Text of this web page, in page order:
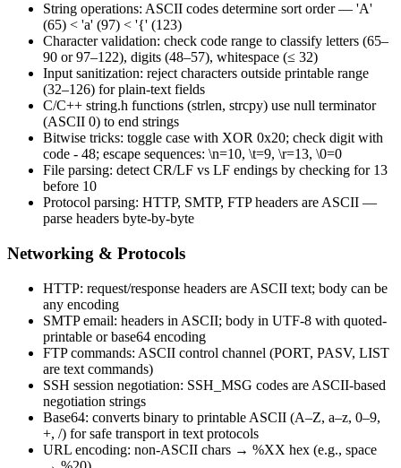
String operations: ASCII codes determine sort order — 'A'
(65) < 'a' (97) < '{' (123)
Character validation: check code range to classify letters (65–
90 or 97–122), digits (48–57), whitespace (≤ 32)
Input sanitization: reject characters outside printable range
(32–126) for plain-text fields
C/C++ string.h functions (strlen, strcpy) use null terminator
(ASCII 0) to end strings
Bitwise tricks: toggle case with XOR 0x20; check digit with
code - 48; escape sequences: \n=10, \t=9, \r=13, \0=0
File parsing: detect CR/LF vs LF endings by checking for 13
before 10
Protocol parsing: HTTP, SMTP, FTP headers are ASCII —
parse headers byte-by-byte
Networking & Protocols
HTTP: request/response headers are ASCII text; body can be
any encoding
SMTP email: headers in ASCII; body in UTF-8 with quoted-
printable or base64 encoding
FTP commands: ASCII control channel (PORT, PASV, LIST
are text commands)
SSH session negotiation: SSH_MSG codes are ASCII-based
negotiation strings
Base64: converts binary to printable ASCII (A–Z, a–z, 0–9,
+, /) for safe transport in text protocols
URL encoding: non-ASCII chars → %XX hex (e.g., space